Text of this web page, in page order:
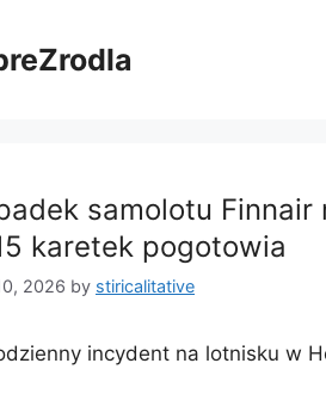
samolotu
karetek pogotowia
2026 by stiricalitative
incydent na lotnisku w